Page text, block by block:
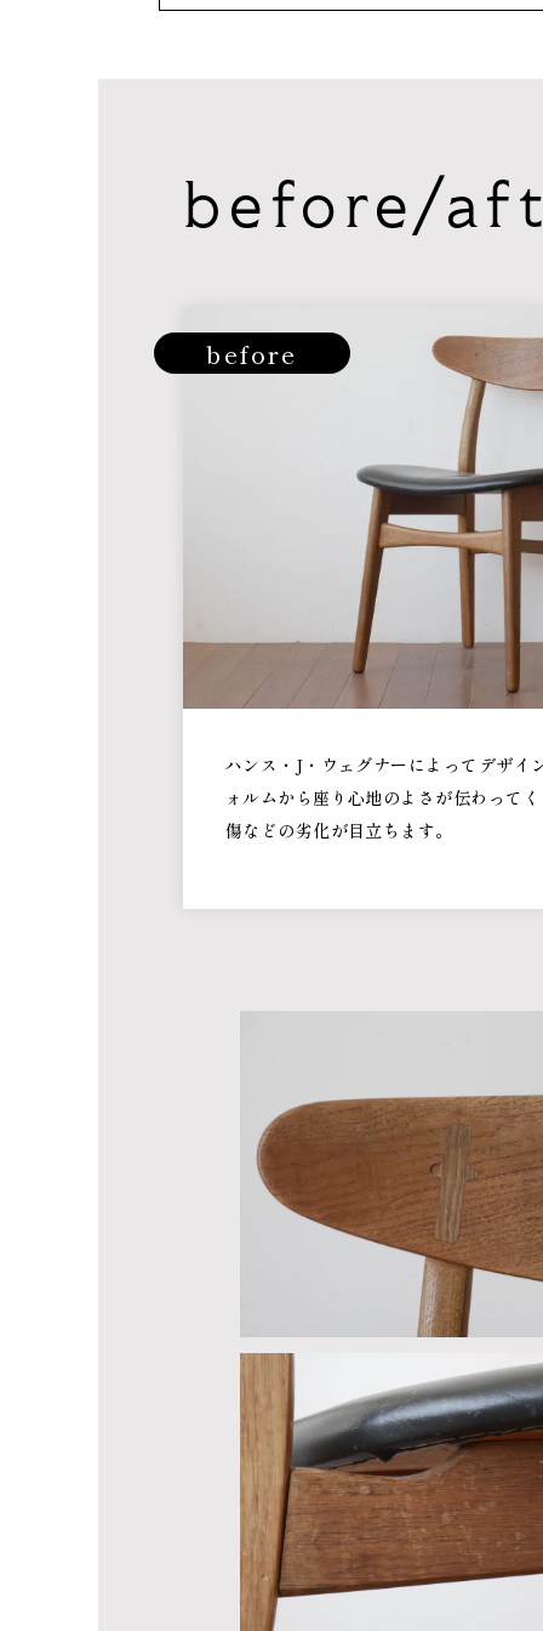
before/
before
ハンス・J・ウェグナーによってデザイ
ォルムから座り心地のよさが伝わって
傷などの劣化が目立ちます。